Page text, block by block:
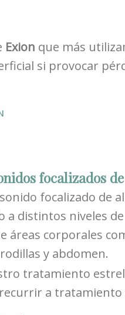
Exion que más
si provocar
focalizados
focalizado de
a distintos niveles
áreas corporales
y abdomen.
tratamiento
a